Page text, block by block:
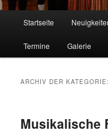
Startseite
Termine Galerie
ARCHIV DER
Musikalische